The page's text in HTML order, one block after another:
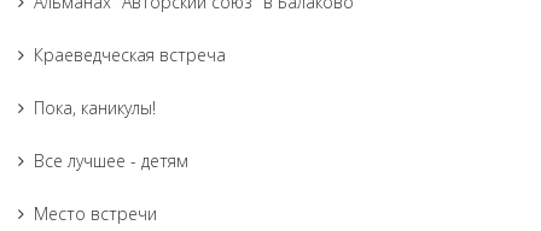
Краеведческая встреча
Пока, каникулы!
Все лучшее - детям
Место встречи